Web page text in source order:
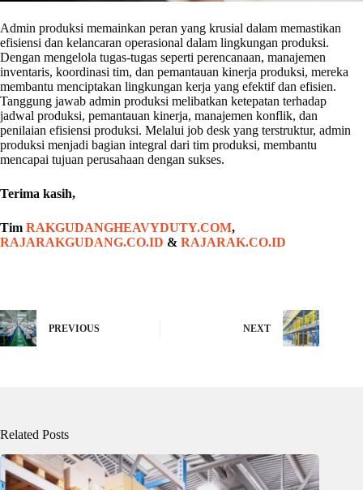
Admin produksi memainkan peran yang krusial dalam memastikan
efisiensi dan kelancaran operasional dalam lingkungan produksi.
Dengan mengelola tugas-tugas seperti perencanaan, manajemen
inventaris, koordinasi tim, dan pemantauan kinerja produksi, mereka
membantu menciptakan lingkungan kerja yang efektif dan efisien.
Tanggung jawab admin produksi melibatkan ketepatan terhadap
jadwal produksi, pemantauan kinerja, manajemen konflik, dan
penilaian efisiensi produksi. Melalui job desk yang terstruktur, admin
produksi menjadi bagian integral dari tim produksi, membantu
mencapai tujuan perusahaan dengan sukses.
Terima kasih,
Tim RAKGUDANGHEAVYDUTY.COM,
RAJARAKGUDANG.CO.ID & RAJARAK.CO.ID
PREVIOUS NEXT
Related Posts